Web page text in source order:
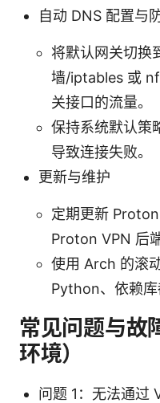
自动 DNS 配置与
将默认网关切换
墙/iptables 或
关接口的流量。
保持系统默认策
导致连接失败。
更新与维护
定期更新
Proton VPN 后
使用 Arch 的滚
Python、依赖库
常见问题与故
环境）
问题 1：无法通过